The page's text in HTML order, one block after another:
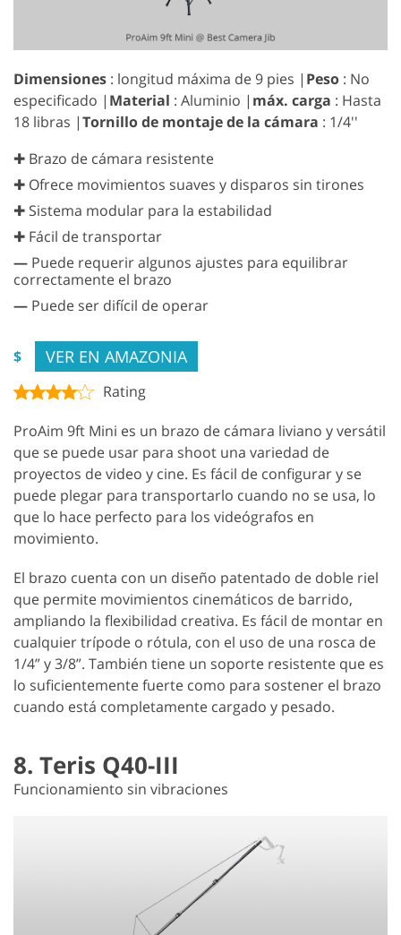
Dimensiones : longitud máxima de 9 pies | Peso : ‎No
especificado | Material : Aluminio | máx. carga : Hasta
18 libras |Tornillo de montaje de la cámara : 1/4''
✚ Brazo de cámara resistente
✚ Ofrece movimientos suaves y disparos sin tirones
✚ Sistema modular para la estabilidad
✚ Fácil de transportar
— Puede requerir algunos ajustes para equilibrar
correctamente el brazo
— Puede ser difícil de operar
$ VER EN AMAZONIA
Rating
ProAim 9ft Mini es un brazo de cámara liviano y versátil
que se puede usar para shoot una variedad de
proyectos de video y cine. Es fácil de configurar y se
puede plegar para transportarlo cuando no se usa, lo
que lo hace perfecto para los videógrafos en
movimiento.
El brazo cuenta con un diseño patentado de doble riel
que permite movimientos cinemáticos de barrido,
ampliando la flexibilidad creativa. Es fácil de montar en
cualquier trípode o rótula, con el uso de una rosca de
1/4” y 3/8”. También tiene un soporte resistente que es
lo suficientemente fuerte como para sostener el brazo
cuando está completamente cargado y pesado.
8. Teris Q40-III
Funcionamiento sin vibraciones